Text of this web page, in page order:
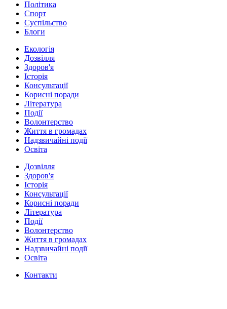
Політика
Спорт
Суспільство
Блоги
Екологія
Дозвілля
Здоров'я
Історія
Консультації
Корисні поради
Література
Події
Волонтерство
Життя в громадах
Надзвичайні події
Освіта
Дозвілля
Здоров'я
Історія
Консультації
Корисні поради
Література
Події
Волонтерство
Життя в громадах
Надзвичайні події
Освіта
Контакти